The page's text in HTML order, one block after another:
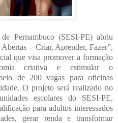
Pernambuco (SESI-PE) abriu
– Criar, Aprender, Fazer”,
que visa promover a formação
criativa e estimular o
de 200 vagas para oficinas
O projeto será realizado no
escolares do SESI-PE,
para adultos interessados
gerar renda e transformar